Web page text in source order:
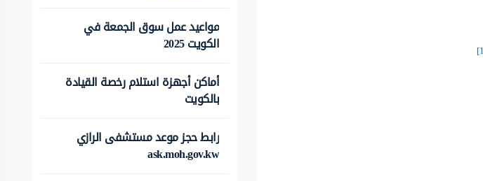
مواعيد عمل سوق الجمعة في
الكويت 2025
أماكن أجهزة استلام رخصة القيادة
بالكويت
رابط حجز موعد مستشفى الرازي
ask.moh.gov.kw